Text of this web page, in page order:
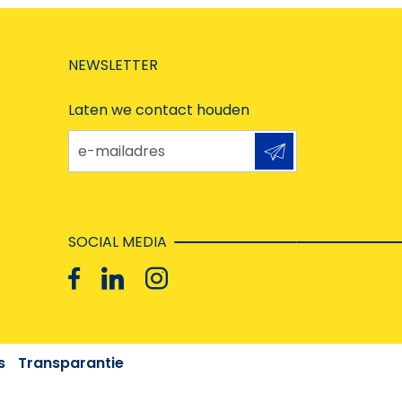
NEWSLETTER
Laten we contact houden
e-mailadres
SOCIAL MEDIA
Transparantie